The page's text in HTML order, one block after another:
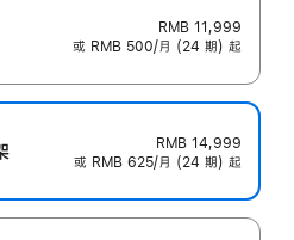
RMB 11,999
或 RMB 500/月 (24 期) 起
RMB 14,999
或 RMB 625/月 (24 期) 起